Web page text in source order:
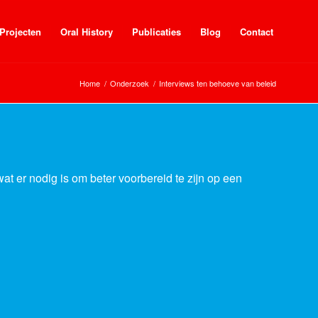
Projecten Oral History Publicaties Blog Contact
Home / Onderzoek / Interviews ten behoeve van beleid
er nodig is om beter voorbereid te zijn op een